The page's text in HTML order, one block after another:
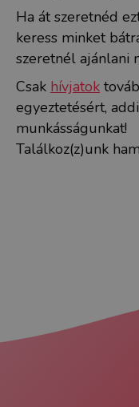
Ha át szeretnéd
keress minket
szeretnél ajánlani
Csak hívjatok
egyeztetésért,
munkásságunkat!
Találkoz(z)unk